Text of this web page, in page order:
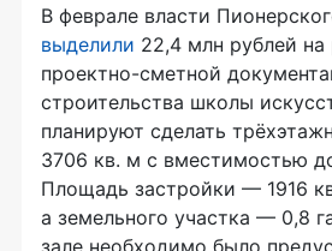
В феврале власти
выделили 22,4 млн рублей на
проектно-сметной
строительства школы
планируют сделать
3706 кв. м с вместимостью
Площадь застройки — 1916
а земельного участка — 0,8
зале необходимо было